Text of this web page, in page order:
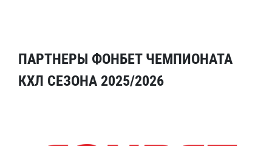
ПАРТНЕРЫ ФОНБЕТ ЧЕМПИОНАТА
КХЛ СЕЗОНА 2025/2026